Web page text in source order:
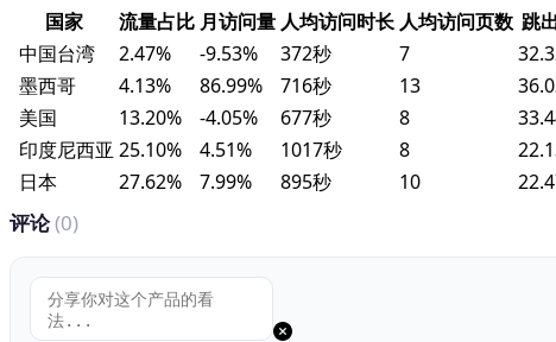
国家 流量占比 月访问量 人均访问时长 人均访问页数 跳
中国台湾
2.47% -9.53% 372秒 7
墨西哥
4.13% 86.99% 716秒 13
美国
13.20% -4.05% 677秒 8
印度尼西亚 25.10% 4.51% 1017秒 8
日本
27.62% 7.99% 895秒 10
评论(0)